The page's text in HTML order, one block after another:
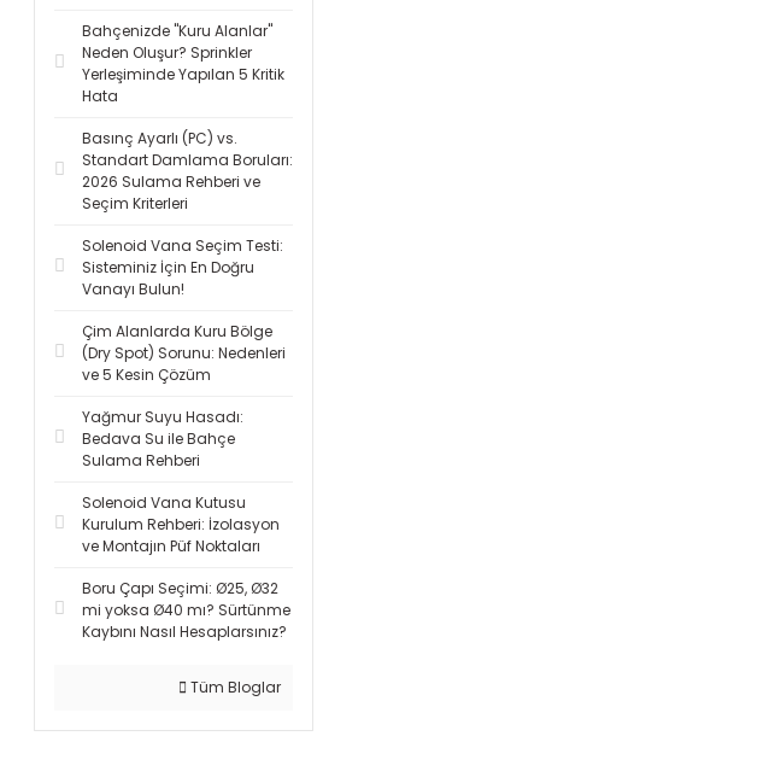
Bahçenizde "Kuru Alanlar"
Neden Oluşur? Sprinkler
Yerleşiminde Yapılan 5 Kritik
Hata
Basınç Ayarlı (PC) vs.
Standart Damlama Boruları:
2026 Sulama Rehberi ve
Seçim Kriterleri
Solenoid Vana Seçim Testi:
Sisteminiz İçin En Doğru
Vanayı Bulun!
Çim Alanlarda Kuru Bölge
(Dry Spot) Sorunu: Nedenleri
ve 5 Kesin Çözüm
Yağmur Suyu Hasadı:
Bedava Su ile Bahçe
Sulama Rehberi
Solenoid Vana Kutusu
Kurulum Rehberi: İzolasyon
ve Montajın Püf Noktaları
Boru Çapı Seçimi: Ø25, Ø32
mi yoksa Ø40 mı? Sürtünme
Kaybını Nasıl Hesaplarsınız?
Tüm Bloglar